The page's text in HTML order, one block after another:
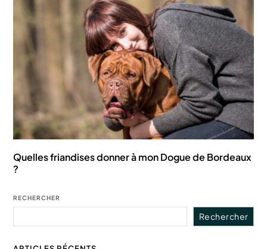
Quelles friandises donner à mon Dogue de Bordeaux
?
RECHERCHER
Rechercher